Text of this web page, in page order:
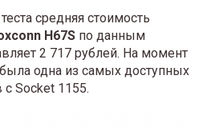
средняя стоимость
H67S по данным
2 717 рублей. На момент
одна из самых доступных
с Socket 1155.